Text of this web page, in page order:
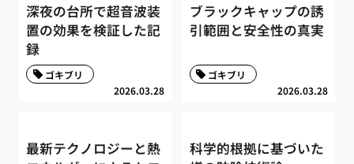
深夜の台所で超音波装
置の効果を検証した記
録
2026.03.28
ゴキブリ
ブラックキャップの誘
引範囲と安全性の真実
2026.03.28
ゴキブリ
最新テクノロジーと熱
科学的根拠に基づいた